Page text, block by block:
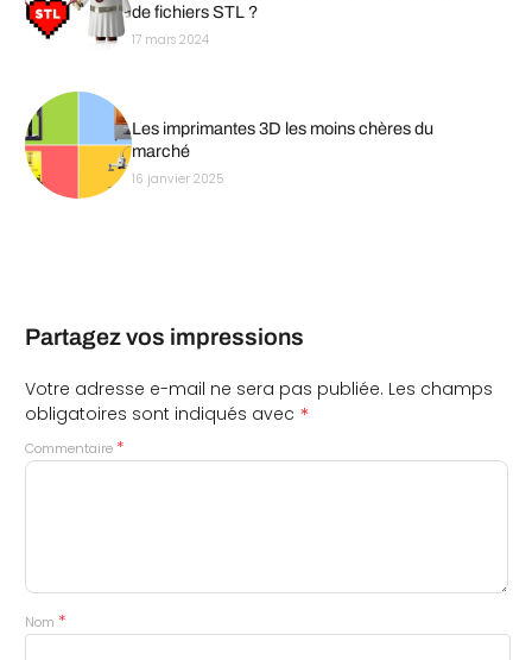
de fichiers STL ?
17 mars 2024
Les imprimantes 3D les moins chères du
marché
16 janvier 2025
Partagez vos impressions
Votre adresse e-mail ne sera pas publiée. Les champs
obligatoires sont indiqués avec *
Commentaire *
Nom *